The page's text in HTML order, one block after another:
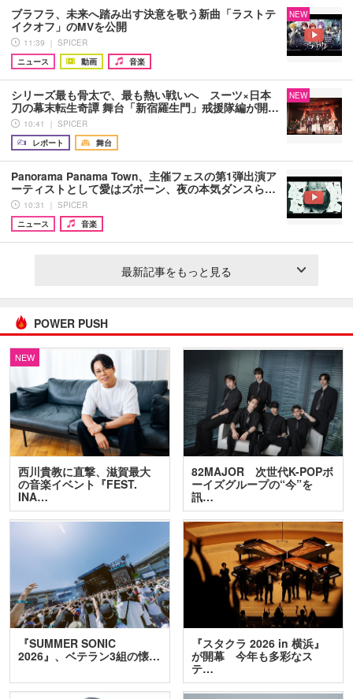
ブラフラ、未来へ踏み出す決意を歌う新曲「ラストテ
イクオフ」のMVを公開
11:39 ｜ SPICER
ニュース
動画 音楽
NEW
シリーズ最も骨太で、最も熱い戦いへ スーツ×日本
刀の幕末転生奇譚 舞台「新宿羅生門」戒援隊編が開…
10:41 ｜ SPICER
レポート
舞台
NEW
Panorama Panama Town、主催フェスの第1弾出演ア
ーティストとして愛はズボーン、夜の本気ダンスら…
10:31 ｜ SPICER
ニュース
音楽
最新記事をもっと見る
POWER PUSH
NEW
西川貴教に直撃、滋賀最大
の音楽イベント『FEST.
INA…
82MAJOR 次世代K-POPボ
ーイズグループの“今”を
訊…
『SUMMER SONIC
2026』、ベテラン3組の懐…
『スタクラ 2026 in 横浜』
が開幕 今年も多彩なス
テ…